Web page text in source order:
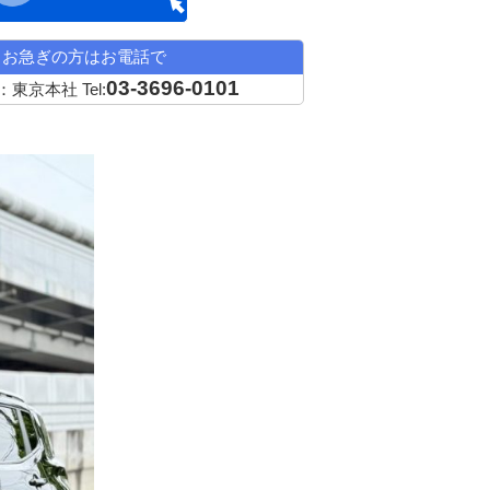
お急ぎの方はお電話で
東京本社 Tel:03-3696-0101